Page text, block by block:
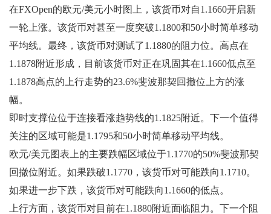
在FXOpen的欧元/美元小时图上，该货币对自1.1660开启新
一轮上涨。该货币对甚至一度突破1.1800和50小时简单移动
平均线。最终，该货币对测试了1.1880的阻力位。高点在
1.1878附近形成，目前该货币对正在巩固其在1.1660低点至
1.1878高点的上行走势的23.6%斐波那契回撤位上方的涨
幅。
即时支撑位位于连接看涨趋势线的1.1825附近。下一个值得
关注的区域可能是1.1795和50小时简单移动平均线。
欧元/美元图表上的主要跌幅区域位于1.1770的50%斐波那契
回撤位附近。如果跌破1.1770，该货币对可能跌向1.1710。
如果进一步下跌，该货币对可能跌向1.1660的低点。
上行方面，该货币对目前在1.1880附近面临阻力。下一个阻